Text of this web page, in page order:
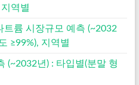
역별
륨 시장규모 예측 (~2032
≥99%), 지역별
(~2032년) : 타입별(분말 형